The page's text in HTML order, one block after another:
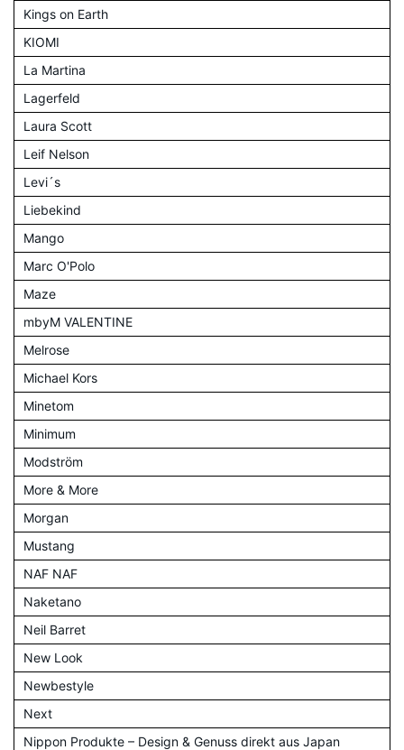
Kings on Earth
KIOMI
La Martina
Lagerfeld
Laura Scott
Leif Nelson
Levi´s
Liebekind
Mango
Marc O'Polo
Maze
mbyM VALENTINE
Melrose
Michael Kors
Minetom
Minimum
Modström
More & More
Morgan
Mustang
NAF NAF
Naketano
Neil Barret
New Look
Newbestyle
Next
Nippon Produkte – Design & Genuss direkt aus Japan